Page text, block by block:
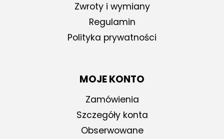
Zwroty i wymiany
Regulamin
Polityka prywatności
MOJE KONTO
Zamówienia
Szczegóły konta
Obserwowane